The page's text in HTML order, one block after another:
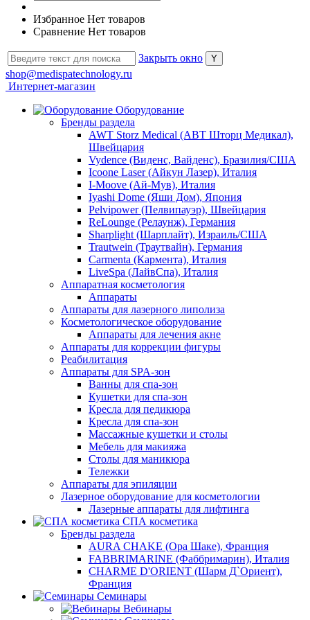
Избранное Нет товаров
Сравнение Нет товаров
Закрыть окно
shop@medispatechnology.ru
Интернет-магазин
Оборудование
Бренды раздела
AWT Storz Medical (АВТ Шторц Медикал),
Швейцария
Vydence (Виденс, Вайденс), Бразилия/США
Icoone Laser (Айкун Лазер), Италия
I-Moove (Ай-Мув), Италия
Iyashi Dome (Яши Дом), Япония
Pelvipower (Пелвипауэр), Швейцария
ReLounge (Релаунж), Германия
Sharplight (Шарплайт), Израиль/США
Trautwein (Траутвайн), Германия
Carmenta (Кармента), Италия
LiveSpa (ЛайвСпа), Италия
Аппаратная косметология
Аппараты
Аппараты для лазерного липолиза
Косметологическое оборудование
Аппараты для лечения акне
Аппараты для коррекции фигуры
Реабилитация
Аппараты для SPA-зон
Ванны для спа-зон
Кушетки для спа-зон
Кресла для педикюра
Кресла для спа-зон
Массажные кушетки и столы
Мебель для макияжа
Столы для маникюра
Тележки
Аппараты для эпиляции
Лазерное оборудование для косметологии
Лазерные аппараты для лифтинга
СПА косметика
Бренды раздела
AURA CHAKE (Ора Шаке), Франция
FABBRIMARINE (Фаббримарин), Италия
CHARME D'ORIENT (Шарм Д`Ориент),
Франция
Семинары
Вебинары